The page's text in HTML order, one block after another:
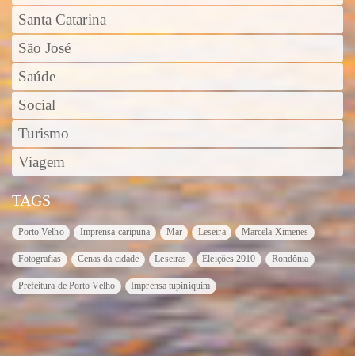
Santa Catarina
São José
Saúde
Social
Turismo
Viagem
TAGS
Porto Velho Imprensa caripuna Mar Leseira Marcela Ximenes
Fotografias Cenas da cidade Leseiras Eleições 2010 Rondônia
Prefeitura de Porto Velho Imprensa tupiniquim